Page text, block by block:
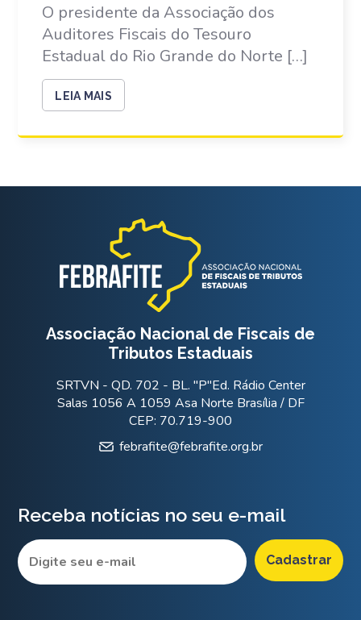
O presidente da Associação dos
Auditores Fiscais do Tesouro
Estadual do Rio Grande do Norte […]
LEIA MAIS
Associação Nacional de Fiscais de
Tributos Estaduais
SRTVN - QD. 702 - BL. "P"Ed. Rádio Center
Salas 1056 A 1059 Asa Norte Brasília / DF
CEP: 70.719-900
febrafite@febrafite.org.br
Receba notícias no seu e-mail